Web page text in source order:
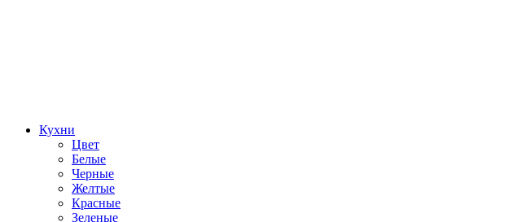
Кухни
Цвет
Белые
Черные
Желтые
Красные
Зеленые